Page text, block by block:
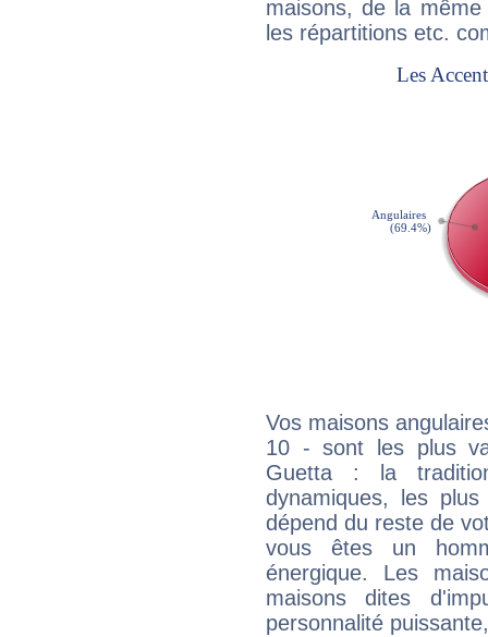
maisons, de la
les répartitions etc.
Vos maisons
10 - sont les plus
Guetta : la
dynamiques, les
dépend du reste de
vous êtes un
énergique. Les
maisons dites
personnalité